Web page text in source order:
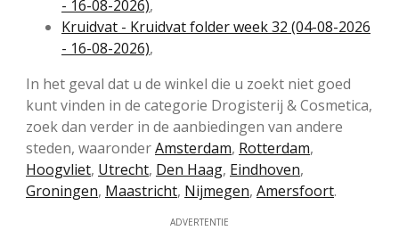
- 16-08-2026),
Kruidvat - Kruidvat folder week 32 (04-08-2026
- 16-08-2026),
In het geval dat u de winkel die u zoekt niet goed
kunt vinden in de categorie Drogisterij & Cosmetica,
zoek dan verder in de aanbiedingen van andere
steden, waaronderAmsterdam, Rotterdam,
Hoogvliet, Utrecht, Den Haag, Eindhoven,
Groningen, Maastricht, Nijmegen, Amersfoort.
ADVERTENTIE